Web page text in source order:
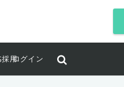
採用ログイン